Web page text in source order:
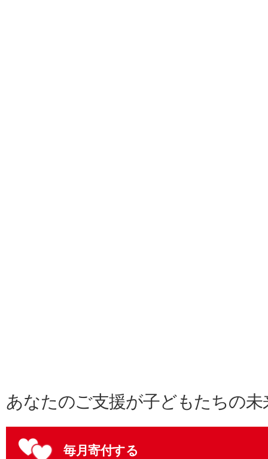
あなたのご支援が子どもたちの
毎月寄付する